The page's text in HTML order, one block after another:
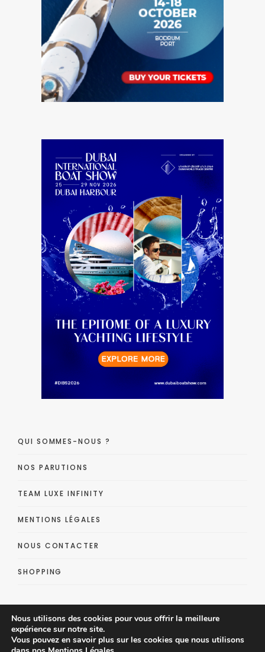
QUI SOMMES-NOUS ?
NOS PARUTIONS
TEAM LUXE INFINITY
MENTIONS LÉGALES
NOUS CONTACTER
SHOPPING
Nous utilisons des cookies pour vous offrir la meilleure
expérience sur notre site.
Vous pouvez en savoir plus sur les cookies que nous utilisons